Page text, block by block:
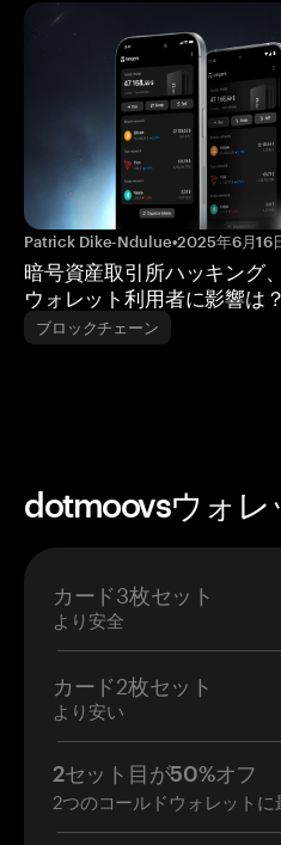
Patrick Dike-Ndulue•2025年6月16
暗号資産取引所ハッキング
ウォレット利用者に影響は？
ブロックチェーン
dotmoovsウォレ
カード3枚セット
より安全
カード2枚セット
より安い
2セット目が50%オフ
2つのコールドウォレット